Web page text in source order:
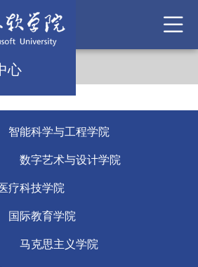
心
智能科学与工程学院
数字艺术与设计学院
疗科技学院
国际教育学院
马克思主义学院